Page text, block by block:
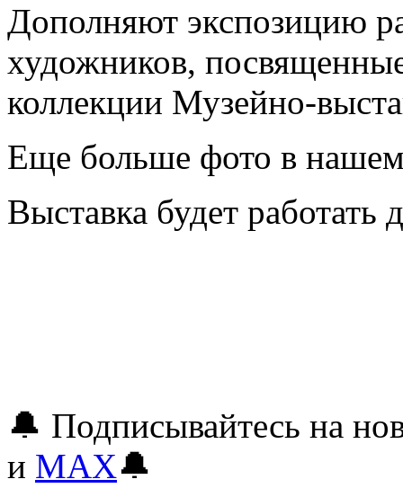
Дополняют экспозицию
художников,
коллекции Музейно-
Еще больше фото в
Выставка будет работать
🔔 Подписывайтесь на
и MAX🔔